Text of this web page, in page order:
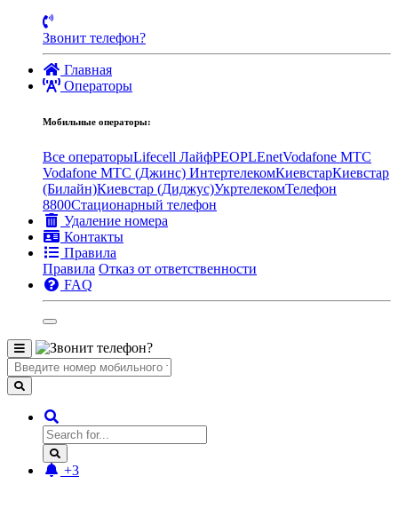
Звонит телефон?
Главная
Операторы
Мобильные операторы:
Все операторыLifecell ЛайфPEOPLEnetVodafone MTC
Vodafone МТС (Джинс) ИнтертелекомКиевстарКиевстар
(Билайн)Киевстар (Диджус)УкртелекомТелефон
8800Стационарный телефон
Удаление номера
Контакты
Правила
Правила Отказ от ответственности
FAQ
+3